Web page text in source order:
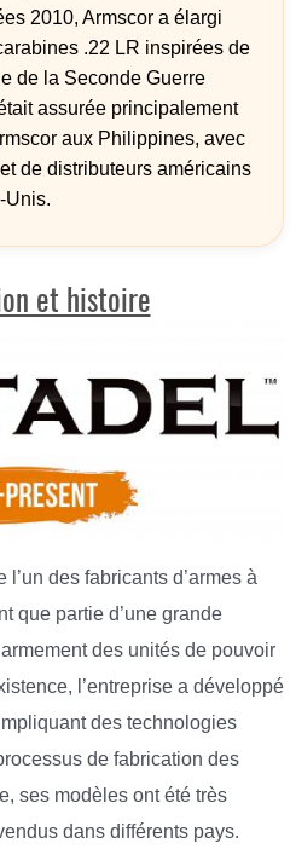
2010, Armscor a élargi
.22 LR inspirées de
de la Seconde Guerre
assurée principalement
aux Philippines, avec
de distributeurs américains
Unis.
et histoire
des fabricants d’armes à
que partie d’une grande
des unités de pouvoir
l’entreprise a développé
des technologies
de fabrication des
ses modèles ont été très
dans différents pays.